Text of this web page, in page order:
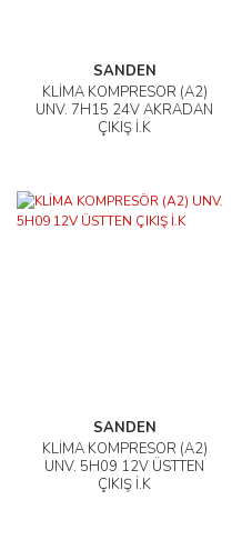
SANDEN
KLİMA KOMPRESÖR (A2)
UNV. 7H15 24V AKRADAN
ÇIKIŞ İ.K
SANDEN
KLİMA KOMPRESÖR (A2)
UNV. 5H09 12V ÜSTTEN
ÇIKIŞ İ.K